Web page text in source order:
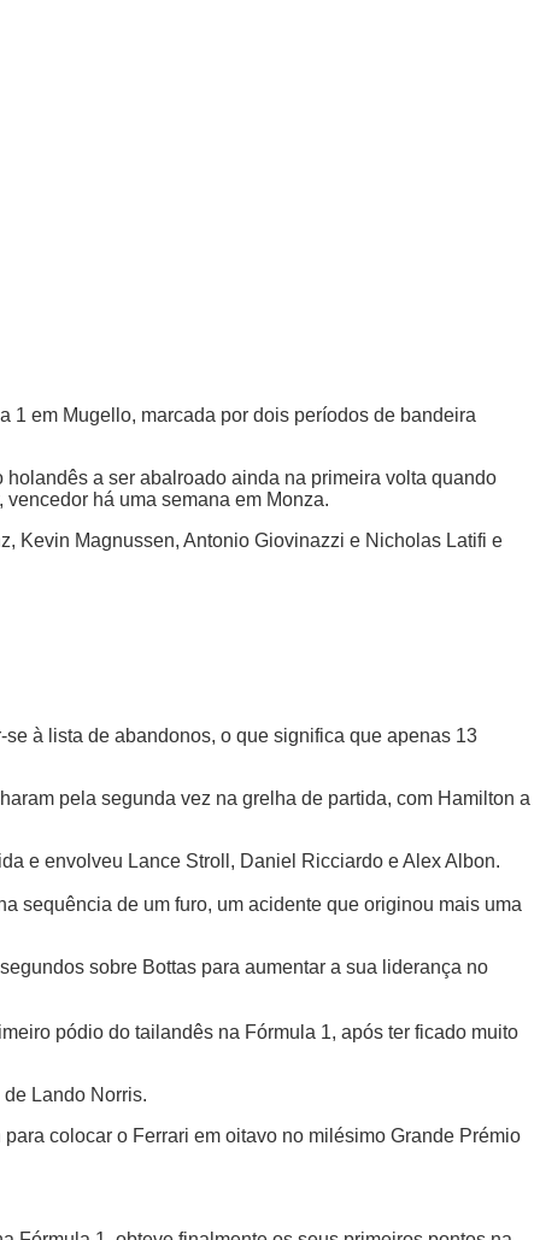
1 em Mugello, marcada por dois períodos de bandeira
a ser abalroado ainda na primeira volta quando
há uma semana em Monza.
Kevin Magnussen, Antonio Giovinazzi e Nicholas Latifi e
à lista de abandonos, o que significa que apenas 13
pela segunda vez na grelha de partida, com Hamilton a
e envolveu Lance Stroll, Daniel Ricciardo e Alex Albon.
sequência de um furo, um acidente que originou mais uma
sobre Bottas para aumentar a sua liderança no
pódio do tailandês na Fórmula 1, após ter ficado muito
Lando Norris.
colocar o Ferrari em oitavo no milésimo Grande Prémio